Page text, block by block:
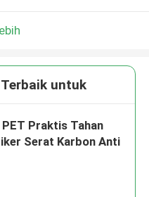
untuk
PET Praktis Tahan
Serat Karbon Anti